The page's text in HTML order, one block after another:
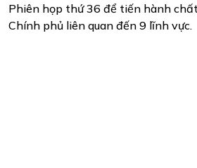
Phiên họp thứ 36 để tiến hành
Chính phủ liên quan đến 9 lĩnh vực.